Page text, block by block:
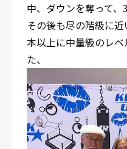
中、ダウンを奪って、
その後も尽の階級に
本以上に中量級のレ
た、